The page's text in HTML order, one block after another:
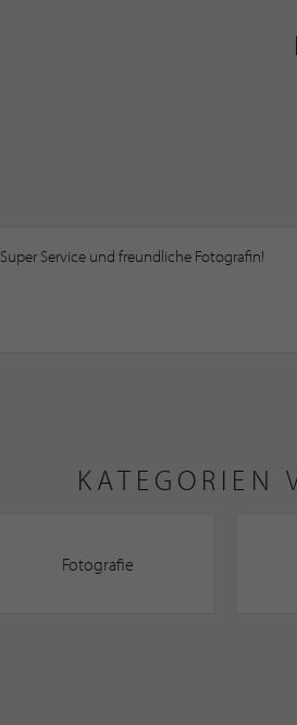
Super Service und freundliche Fotografin!
KATEGORIEN
Fotografie